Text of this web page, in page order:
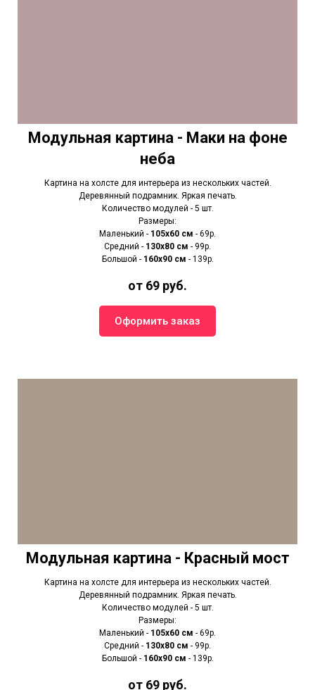
Модульная картина - Маки на фоне
неба
Картина на холсте для интерьера из нескольких частей.
Деревянный подрамник. Яркая печать.
Количество модулей - 5 шт.
Размеры:
Маленький - 105х60 см - 69р.
Средний - 130х80 см - 99р.
Большой - 160х90 см - 139р.
от 69 руб.
Оформить заказ
Модульная картина - Красный мост
Картина на холсте для интерьера из нескольких частей.
Деревянный подрамник. Яркая печать.
Количество модулей - 5 шт.
Размеры:
Маленький - 105х60 см - 69р.
Средний - 130х80 см - 99р.
Большой - 160х90 см - 139р.
от 69 руб.